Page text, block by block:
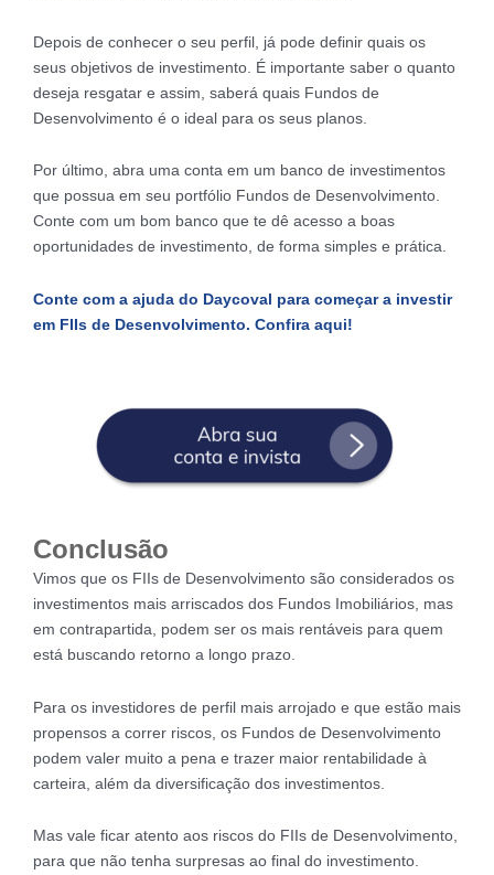
Depois de conhecer o seu perfil, já pode definir quais os
seus objetivos de investimento. É importante saber o quanto
deseja resgatar e assim, saberá quais Fundos de
Desenvolvimento é o ideal para os seus planos.
Por último, abra uma conta em um banco de investimentos
que possua em seu portfólio Fundos de Desenvolvimento.
Conte com um bom banco que te dê acesso a boas
oportunidades de investimento, de forma simples e prática.
Conte com a ajuda do Daycoval para começar a investir
em FIIs de Desenvolvimento. Confira aqui!
Conclusão
Vimos que os FIIs de Desenvolvimento são considerados os
investimentos mais arriscados dos Fundos Imobiliários, mas
em contrapartida, podem ser os mais rentáveis para quem
está buscando retorno a longo prazo.
Para os investidores de perfil mais arrojado e que estão mais
propensos a correr riscos, os Fundos de Desenvolvimento
podem valer muito a pena e trazer maior rentabilidade à
carteira, além da diversificação dos investimentos.
Mas vale ficar atento aos riscos do FIIs de Desenvolvimento,
para que não tenha surpresas ao final do investimento.